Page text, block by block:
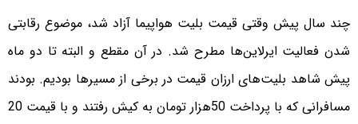
چند سال پیش وقتی قیمت بلیت هواپیما آزاد شد، موضوع رقابتی
شدن فعالیت ایرلاین‌ها مطرح شد. در آن مقطع و البته تا دو ماه
پیش شاهد بلیت‌های ارزان قیمت در برخی از مسیرها بودیم. بودند
مسافرانی که با پرداخت 50هزار تومان به کیش رفتند و با قیمت 20